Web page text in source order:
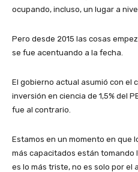
ocupando, incluso, un lugar a
Pero desde 2015 las cosas
se fue acentuando a la fecha.
El gobierno actual asumió con el
inversión en ciencia de 1,5% del
fue al contrario.
Estamos en un momento en que
más capacitados están tomando
es lo más triste, no es solo por el